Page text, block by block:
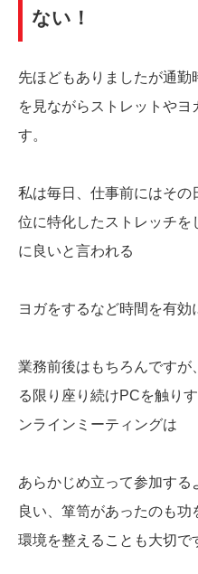
ない！
先ほどもありましたが通
を見ながらストレットや
す。
私は毎日、仕事前にはその
位に特化したストレッチを
に良いと言われる
ヨガをするなど時間を有効
業務前後はもちろんです
る限り座り続けPCを触り
ンラインミーティングは
あらかじめ立って参加す
良い、箪笥があったのも
環境を整えることも大切で